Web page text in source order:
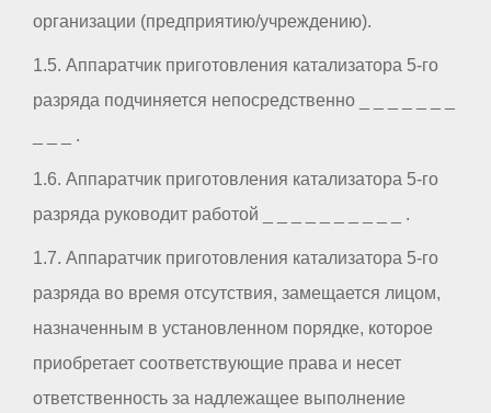
организации (предприятию/учреждению).
1.5. Аппаратчик приготовления катализатора 5-го
разряда подчиняется непосредственно _ _ _ _ _ _ _
_ _ _ .
1.6. Аппаратчик приготовления катализатора 5-го
разряда руководит работой _ _ _ _ _ _ _ _ _ _ .
1.7. Аппаратчик приготовления катализатора 5-го
разряда во время отсутствия, замещается лицом,
назначенным в установленном порядке, которое
приобретает соответствующие права и несет
ответственность за надлежащее выполнение